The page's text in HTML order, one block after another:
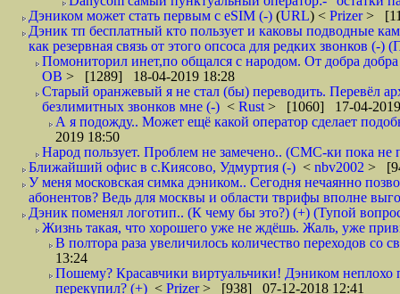
Дэником может стать первым с еSIM (-) (URL) < Prizer>
Дэник тп бесплатный кто пользует и каковы подводные
как резервная связь от этого опсоса для редких звонков (-)
Помониторил инет,по общался с народом. От добра
ОВ > [1289] 18-04-2019 18:28
Старый оранжевый я не стал (бы) переводить. Перевёл
безлимитных звонков мне (-) < Rust > [1060] 17-04-
А я подожду.. Может ещё какой оператор сделает
2019 18:50
Народ пользует. Проблем не замечено.. (СМС-ки пока
Ближайший офис в с.Киясово, Удмуртия (-) < nbv2002 >
У меня московская симка дэником.. Сегодня нечаянно
абонентов? Ведь для москвы и области тврифы вполне
Дэник поменял логотип.. (К чему бы это?) (+) (Тупой
Жизнь такая, что хорошего уже не ждёшь. Жаль, уже
В полтора раза увеличилось количество переходов
13:24
Пошему? Красавчики виртуальчики! Дэником
перекупил? (+) < Prizer> [938] 07-12-2018 12:41